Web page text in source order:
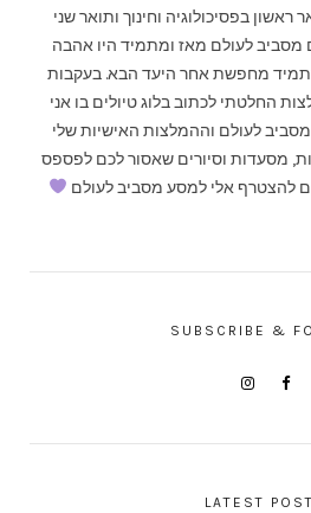
בפסיכולוגיה וחינוך ותואר שני
מסביב לעולם מאז ומתמיד היו אהבה
מחפשת אחר היעד הבא. בעקבות
החלטתי לכתוב בלוג טיולים בו אני
לעולם וההמלצות האישיות שלי
מסעדות וסיורים שאסור לכם לפספס
להצטרף אלי למסע מסביב לעולם
SUBSCRIBE &
LATEST